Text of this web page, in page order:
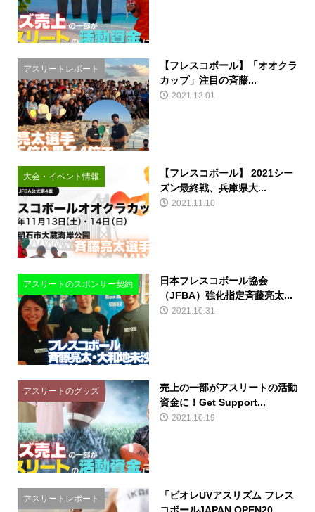
アスリートレポート
【フレスコボール】「オオクラ
カップ」注目の斉藤...
2021.12.01
大会・イベント情報
【フレスコボール】 2021シー
ズン最終戦、兵庫県大...
2021.11.10
アスリートのスポンサー契約
​日本フレスコボール協会
（JFBA）強化指定斉藤亮太...
2021.10.31
アスリートのグッズ
売上の一部がアスリートの活動
資金に！Get Support...
2021.10.19
アスリートレポート
「ビオレUVアスリズム フレス